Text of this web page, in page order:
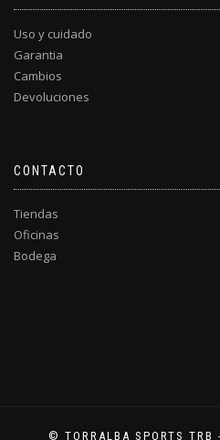
Uso y cuidado
Garantia
Cambios
Devoluciones
CONTACTO
Tiendas
Oficinas
Bodega
© TORRALBA SPORTS TRB